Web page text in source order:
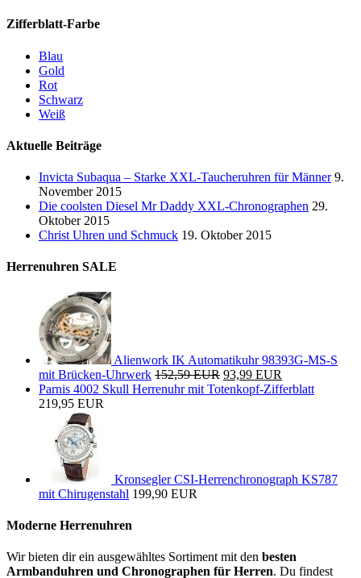
Zifferblatt-Farbe
Blau
Gold
Rot
Schwarz
Weiß
Aktuelle Beiträge
Invicta Subaqua – Starke XXL-Taucheruhren für Männer 9.
November 2015
Die coolsten Diesel Mr Daddy XXL-Chronographen 29.
Oktober 2015
Christ Uhren und Schmuck 19. Oktober 2015
Herrenuhren SALE
Alienwork IK Automatikuhr 98393G-MS-S
mit Brücken-Uhrwerk 152,59 EUR 93,99 EUR
Parnis 4002 Skull Herrenuhr mit Totenkopf-Zifferblatt
219,95 EUR
Kronsegler CSI-Herrenchronograph KS787
mit Chirugenstahl 199,90 EUR
Moderne Herrenuhren
Wir bieten dir ein ausgewähltes Sortiment mit den besten
Armbanduhren und Chronographen für Herren. Du findest